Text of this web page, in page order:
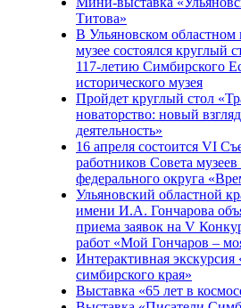
Титова»
В Ульяновском областном
музее состоялся круглый
117-летию Симбирского
исторического музея
Пройдет круглый стол
новаторство: новый
деятельность»
16 апреля состоится VI
работников Совета
федерального округа
Ульяновский областной
имени И.А. Гончарова
приема заявок на V
работ «Мой Гончаров –
Интерактивная экскурсия
симбирского края»
Выставка «65 лет в